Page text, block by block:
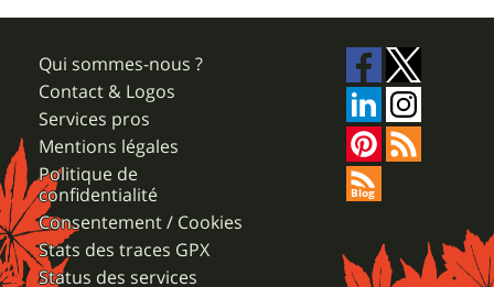
Qui sommes-nous ?
Contact & Logos
Services pros
Mentions légales
Politique de
confidentialité
Consentement / Cookies
Stats des traces GPX
Status des services